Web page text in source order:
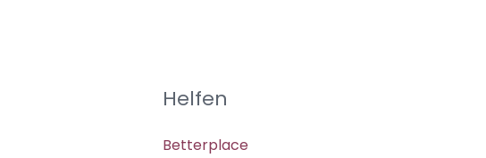
Helfen
Betterplace